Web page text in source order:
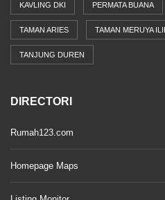
KAVLING DKI PERMATA BUANA
TAMAN ARIES TAMAN MERUYA
TANJUNG DUREN
DIRECTORI
Rumah123.com
Homepage Maps